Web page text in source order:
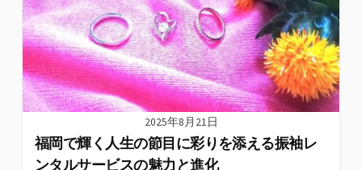
2025年8月21日
福岡で輝く人生の節目に彩りを添える振袖レ
ンタルサービスの魅力と進化